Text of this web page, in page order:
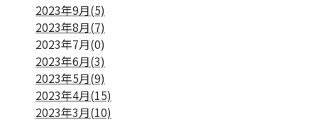
2023年9月(5)
2023年8月(7)
2023年7月(0)
2023年6月(3)
2023年5月(9)
2023年4月(15)
2023年3月(10)